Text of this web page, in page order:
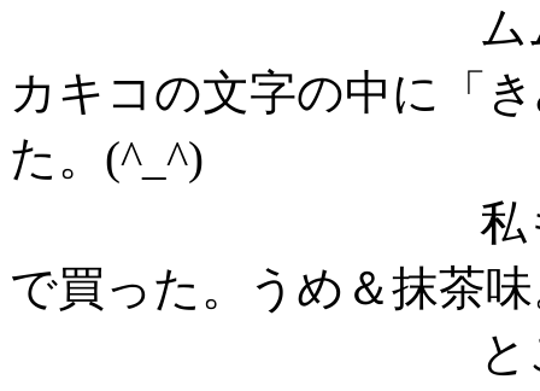
ムムままさん
カキコの文字の中に「
た。(^_^)
私も「きみま
で買った。うめ＆抹茶
ところで、ム